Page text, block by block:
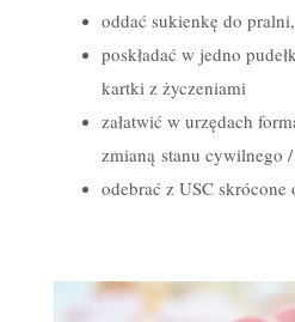
oddać sukienkę do
poskładać w jedno
kartki z życzeniami
załatwić w urzędach
zmianą stanu cywilnego
odebrać z USC skrócone